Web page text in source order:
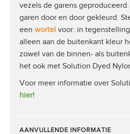
vezels de garens
garen door en door gekleurd.
een wortel voor: in
alleen aan de buitenkant kleur
zowel van de binnen- als
het ook met Solution Dyed
Voor meer informatie over
hier!
AANVULLENDE INFORMATIE